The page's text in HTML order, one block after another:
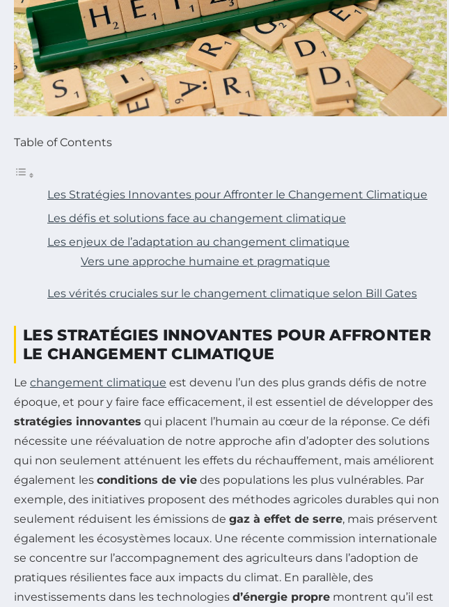
Table of Contents
Les Stratégies Innovantes pour Affronter le Changement Climatique
Les défis et solutions face au changement climatique
Les enjeux de l’adaptation au changement climatique
Vers une approche humaine et pragmatique
Les vérités cruciales sur le changement climatique selon Bill Gates
LES STRATÉGIES INNOVANTES POUR AFFRONTER
LE CHANGEMENT CLIMATIQUE
Le changement climatique est devenu l’un des plus grands défis de notre
époque, et pour y faire face efficacement, il est essentiel de développer des
stratégies innovantes qui placent l’humain au cœur de la réponse. Ce défi
nécessite une réévaluation de notre approche afin d’adopter des solutions
qui non seulement atténuent les effets du réchauffement, mais améliorent
également les conditions de vie des populations les plus vulnérables. Par
exemple, des initiatives proposent des méthodes agricoles durables qui non
seulement réduisent les émissions de gaz à effet de serre, mais préservent
également les écosystèmes locaux. Une récente commission internationale
se concentre sur l’accompagnement des agriculteurs dans l’adoption de
pratiques résilientes face aux impacts du climat. En parallèle, des
investissements dans les technologies d’énergie propre montrent qu’il est